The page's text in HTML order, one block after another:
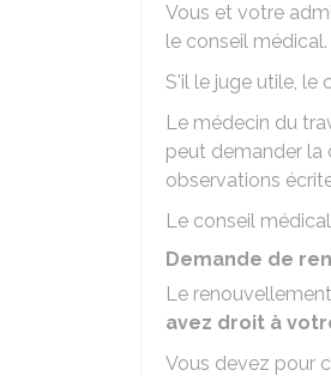
Vous et votre
le conseil médical.
S'il le juge utile, le
Le médecin du
peut demander la
observations
Le conseil
Demande de
Le
avez droit à
Vous devez pour